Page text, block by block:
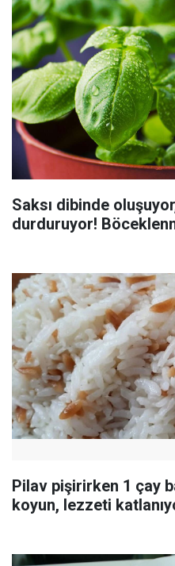
Saksı dibinde
durduruyor!
Pilav pişirirken 1 çay
koyun, lezzeti